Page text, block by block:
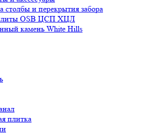
столбы и перекрытия забора
OSB ЦСП ХЦЛ
камень White Hills
плитка